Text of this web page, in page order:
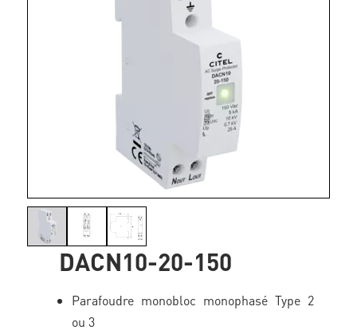
DACN10-20-150
Parafoudre monobloc monophasé Type 2
ou 3